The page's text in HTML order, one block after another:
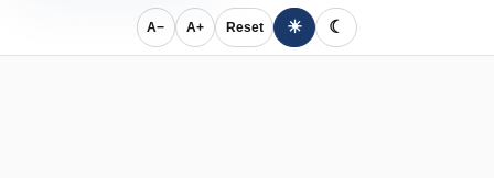
A− A+ Reset ☀ ☾